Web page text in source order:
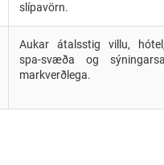
slípavörn.
Aukar átalsstig villu,
spa-svæða og
markverðlega.